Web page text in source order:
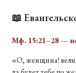
📖
Мф. 15:21–28 —
«О, женщина!